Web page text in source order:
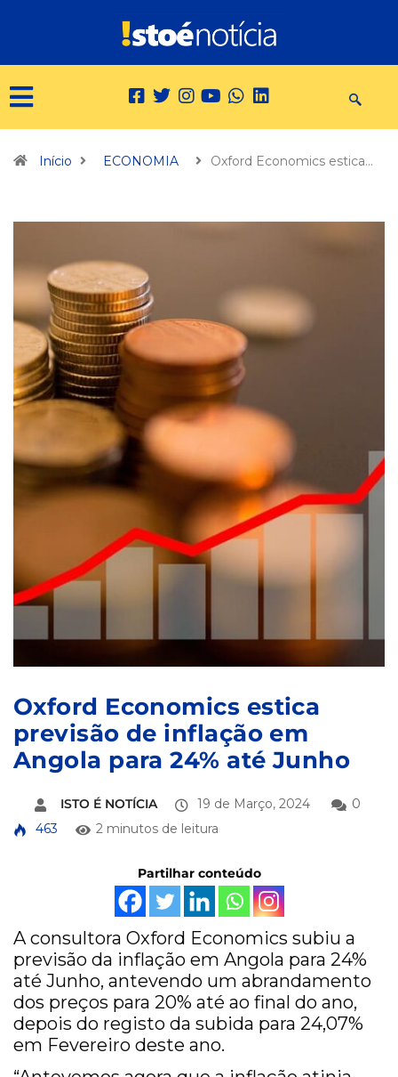
Início ECONOMIA Oxford Economics estica…
Oxford Economics estica
previsão de inflação em
Angola para 24% até Junho
ISTO É NOTÍCIA 19 de Março, 2024
0
463
2 minutos de leitura
Partilhar conteúdo
A consultora Oxford Economics subiu a
previsão da inflação em Angola para 24%
até Junho, antevendo um abrandamento
dos preços para 20% até ao final do ano,
depois do registo da subida para 24,07%
em Fevereiro deste ano.